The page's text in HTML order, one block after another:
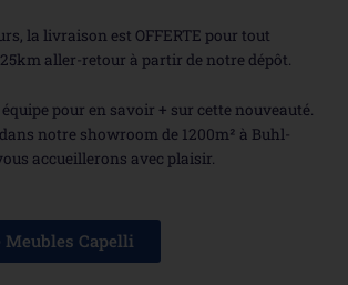
la livraison est OFFERTE pour tout
aller-retour à partir de notre dépôt.
pour en savoir + sur cette nouveauté.
notre showroom de 1200m² à Buhl-
accueillerons avec plaisir.
Meubles Capelli